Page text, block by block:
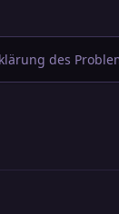
des